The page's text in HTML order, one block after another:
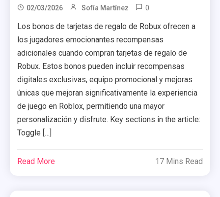
02/03/2026 Sofía Martínez 0
Los bonos de tarjetas de regalo de Robux ofrecen a
los jugadores emocionantes recompensas
adicionales cuando compran tarjetas de regalo de
Robux. Estos bonos pueden incluir recompensas
digitales exclusivas, equipo promocional y mejoras
únicas que mejoran significativamente la experiencia
de juego en Roblox, permitiendo una mayor
personalización y disfrute. Key sections in the article:
Toggle […]
Read More 17 Mins Read